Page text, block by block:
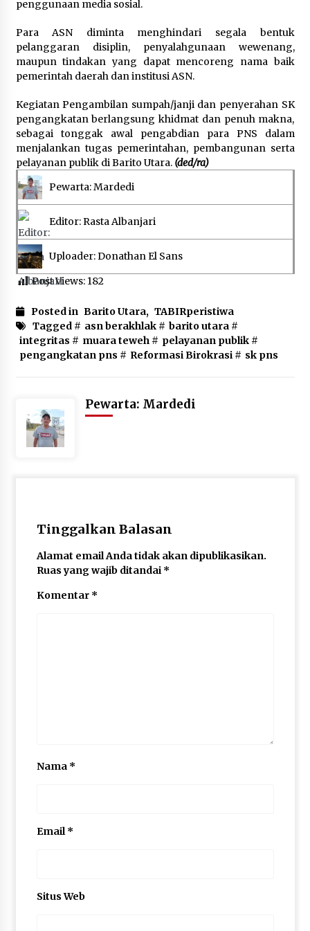
penggunaan media sosial.
Para ASN diminta menghindari segala bentuk
pelanggaran disiplin, penyalahgunaan wewenang,
maupun tindakan yang dapat mencoreng nama baik
pemerintah daerah dan institusi ASN.
Kegiatan Pengambilan sumpah/janji dan penyerahan SK
pengangkatan berlangsung khidmat dan penuh makna,
sebagai tonggak awal pengabdian para PNS dalam
menjalankan tugas pemerintahan, pembangunan serta
pelayanan publik di Barito Utara. (ded/ra)
Pewarta: Mardedi
Editor: Rasta Albanjari
Uploader: Donathan El Sans
Post Views: 182
Posted in Barito Utara, TABIRperistiwa
Tagged # asn berakhlak# barito utara#
integritas # muara teweh # pelayanan publik#
pengangkatan pns # Reformasi Birokrasi# sk pns
Pewarta: Mardedi
Tinggalkan Balasan
Alamat email Anda tidak akan dipublikasikan.
Ruas yang wajib ditandai *
Komentar *
Nama *
Email *
Situs Web